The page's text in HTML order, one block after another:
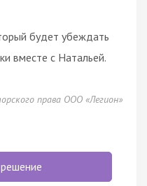
будет убеждать
вместе с Натальей.
права ООО «Легион»